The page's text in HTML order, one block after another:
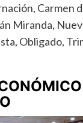
Carmen
Miranda,
Obligado,